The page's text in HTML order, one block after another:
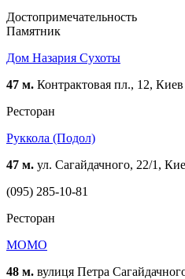
Достопримечательность
Памятник
Дом Назария Сухоты
47 м. Контрактовая пл., 12, Киев
Ресторан
Руккола (Подол)
47 м. ул. Сагайдачного, 22/1,
(095) 285-10-81
Ресторан
MOMO
48 м. вулиця Петра